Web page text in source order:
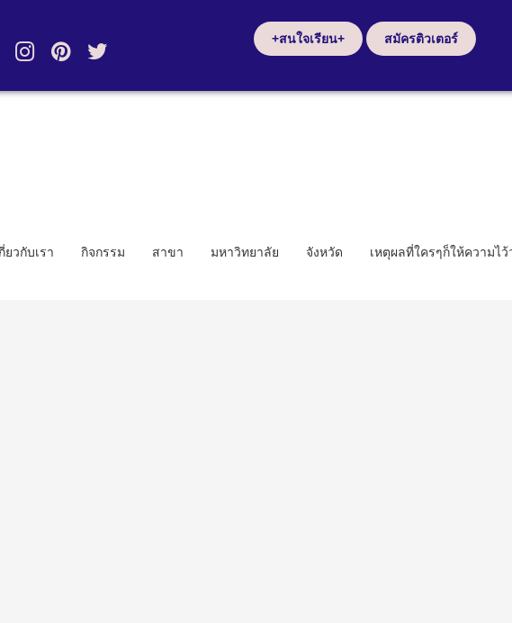
+สนใจเรียน+ สมัครติวเตอร์
ยวกับเรา กิจกรรม สาขา มหาวิทยาลัย จังหวัด เหตุผลที่ใครๆก็ให้ความไว้